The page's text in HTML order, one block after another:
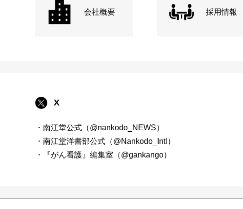
会社概要 採用情報
X
・南江堂公式（@nankodo_NEWS）
・南江堂洋書部公式（@Nankodo_Intl）
・『がん看護』編集室（@gankango）